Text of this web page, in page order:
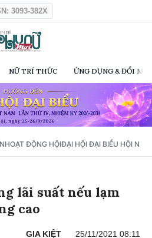
3093-382X
NỮ TRÍ THỨC ỨNG DỤNG & ĐỔI
HOẠT ĐỘNG HỘIĐẠI HỘI ĐẠI BIỂU HỘI NỮ
lãi suất nếu lạm
cao
GIA KIỆT 25/11/2021 08:11